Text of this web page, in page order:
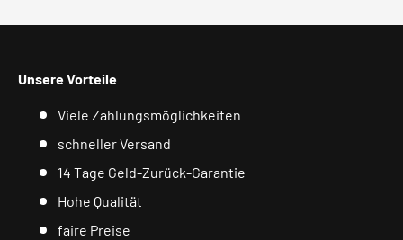
Unsere Vorteile
Viele Zahlungsmöglichkeiten
schneller Versand
14 Tage Geld-Zurück-Garantie
Hohe Qualität
faire Preise